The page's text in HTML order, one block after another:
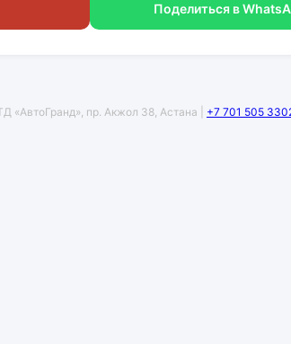
Поделиться в
«АвтоГранд», пр. Акжол 38, Астана | +7 701 505